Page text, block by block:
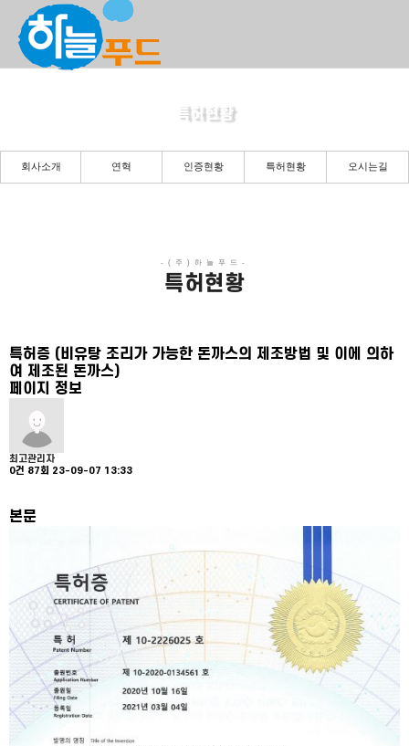
특허현황
회사소개 연혁 인증현황 특허현황 오시는길
특허현황
특허증 (비유탕 조리가 가능한 돈까스의 제조방법 및 이에 의하
여 제조된 돈까스)
페이지 정보
최고관리자
0건 87회 23-09-07 13:33
본문